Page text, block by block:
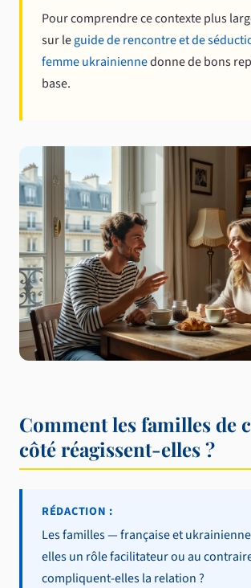
Pour comprendre ce contexte plus
sur leguide de rencontre et de
femme ukrainiennedonne de bons
base.
Comment les familles de
côté réagissent-elles ?
RÉDACTION :
Les familles — française et
elles un rôle facilitateur ou au
compliquent-elles la relation ?